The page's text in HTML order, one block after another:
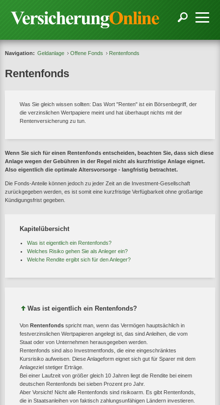
Navigation: Geldanlage Offene Fonds Rentenfonds
Rentenfonds
Was Sie gleich wissen sollten: Das Wort "Renten" ist ein Börsenbegriff, der
die verzinslichen Wertpapiere meint und hat überhaupt nichts mit der
Rentenversicherung zu tun.
Wenn Sie sich für einen Rentenfonds entscheiden, beachten Sie, dass sich diese
Anlage wegen der Gebühren in der Regel nicht als kurzfristige Anlage eignet.
Also eigentlich die optimale Altersvorsorge - langfristig betrachtet.
Die Fonds-Anteile können jedoch zu jeder Zeit an die Investment-Gesellschaft
zurückgegeben werden, es ist somit eine kurzfristige Verfügbarkeit ohne großartige
Kündigungsfrist gegeben.
Kapitelübersicht
Was ist eigentlich ein Rentenfonds?
Welches Risiko gehen Sie als Anleger ein?
Welche Rendite ergibt sich für den Anleger?
Was ist eigentlich ein Rentenfonds?
Von Rentenfonds spricht man, wenn das Vermögen hauptsächlich in
festverzinslichen Wertpapieren angelegt ist, das sind Anleihen, die vom
Staat oder von Unternehmen herausgegeben werden.
Rentenfonds sind also Investmentfonds, die eine eingeschränktes
Kursrisiko aufweisen. Diese Anlageform eignet sich gut für Sparer mit dem
Anlageziel stetiger Erträge.
Bei einer Laufzeit von größer gleich 10 Jahren liegt die Rendite bei einem
deutschen Rentenfonds bei sieben Prozent pro Jahr.
Aber Vorsicht! Nicht alle Rentenfonds sind risikoarm. Es gibt Rentenfonds,
die in Staatsanleihen von faktisch zahlungsunfähigen Ländern investieren.